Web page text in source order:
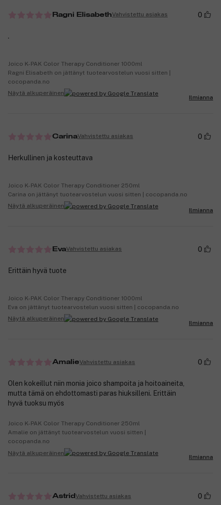
Ragni ElisabethVahvistettu asiakas 0
.
Joico K-PAK Color Therapy Conditioner 1000ml
Ragni Elisabeth on jättänyt tuotearvostelun vuosi sitten |
cocopanda.no
Näytä alkuperäinen
Ilmianna
CarinaVahvistettu asiakas 0
Herkullinen ja kosteuttava
Joico K-PAK Color Therapy Conditioner 250ml
Carina on jättänyt tuotearvostelun vuosi sitten | cocopanda.no
Näytä alkuperäinen
Ilmianna
EvaVahvistettu asiakas 0
Erittäin hyvä tuote
Joico K-PAK Color Therapy Conditioner 1000ml
Eva on jättänyt tuotearvostelun vuosi sitten | cocopanda.no
Näytä alkuperäinen
Ilmianna
AmalieVahvistettu asiakas 0
Olen kokeillut niin monia joico shampoita ja hoitoaineita,
mutta tämä on ehdottomasti paras hiuksilleni. Erittäin
hyvä tuoksu myös
Joico K-PAK Color Therapy Conditioner 250ml
Amalie on jättänyt tuotearvostelun vuosi sitten |
cocopanda.no
Näytä alkuperäinen
Ilmianna
Astrid Vahvistettu asiakas 0